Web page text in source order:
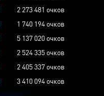
2 273 481 очков
1 740 194 очков
5 137 020 очков
2 524 335 очков
2 405 337 очков
3 410 094 очков